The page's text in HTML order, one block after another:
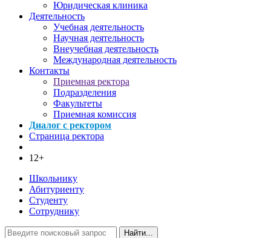
Юридическая клиника
Деятельность
Учебная деятельность
Научная деятельность
Внеучебная деятельность
Международная деятельность
Контакты
Приемная ректора
Подразделения
Факультеты
Приемная комиссия
Диалог с ректором
Страница ректора
12+
Школьнику
Абитуриенту
Студенту
Сотруднику
Найти...